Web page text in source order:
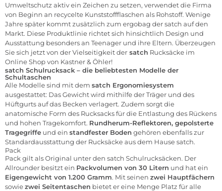
Umweltschutz aktiv ein Zeichen zu setzen, verwendet die Firma
von Beginn an recycelte Kunststoffflaschen als Rohstoff. Wenige
Jahre später kommt zusätzlich zum ergobag der satch auf den
Markt. Diese Produktlinie richtet sich hinsichtlich Design und
Ausstattung besonders an Teenager und ihre Eltern. Überzeugen
Sie sich jetzt von der Vielseitigkeit der satch Rucksäcke im
Online Shop von Kastner & Öhler!
satch Schulrucksack – die beliebtesten Modelle der
Schultaschen
Alle Modelle sind mit dem satch Ergonomiesystem
ausgestattet: Das Gewicht wird mithilfe der Träger und des
Hüftgurts auf das Becken verlagert. Zudem sorgt die
anatomische Form des Rucksacks für die Entlastung des Rückens
und hohen Tragekomfort. Rundherum-Reflektoren, gepolsterte
Tragegriffe und ein standfester Boden gehören ebenfalls zur
Standardausstattung der Rucksäcke aus dem Hause satch.
Pack
Pack gilt als Original unter den satch Schulrucksäcken. Der
Allrounder besitzt ein Packvolumen von 30 Litern und hat ein
Eigengewicht von 1.200 Gramm. Mit seinen zwei Hauptfächern
sowiezwei Seitentaschen bietet er eine Menge Platz für alle